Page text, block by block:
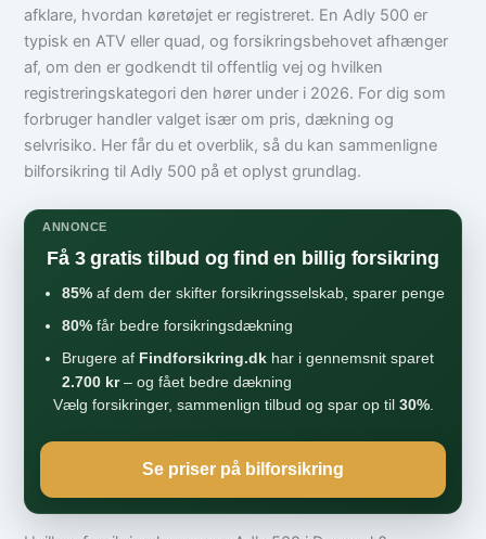
afklare, hvordan køretøjet er registreret. En Adly 500 er
typisk en ATV eller quad, og forsikringsbehovet afhænger
af, om den er godkendt til offentlig vej og hvilken
registreringskategori den hører under i 2026. For dig som
forbruger handler valget især om pris, dækning og
selvrisiko. Her får du et overblik, så du kan sammenligne
bilforsikring til Adly 500 på et oplyst grundlag.
ANNONCE
Få 3 gratis tilbud og find en billig forsikring
85% af dem der skifter forsikringsselskab, sparer penge
80% får bedre forsikringsdækning
Brugere af Findforsikring.dk har i gennemsnit sparet
2.700 kr– og fået bedre dækning
Vælg forsikringer, sammenlign tilbud og spar op til 30%.
Se priser på bilforsikring